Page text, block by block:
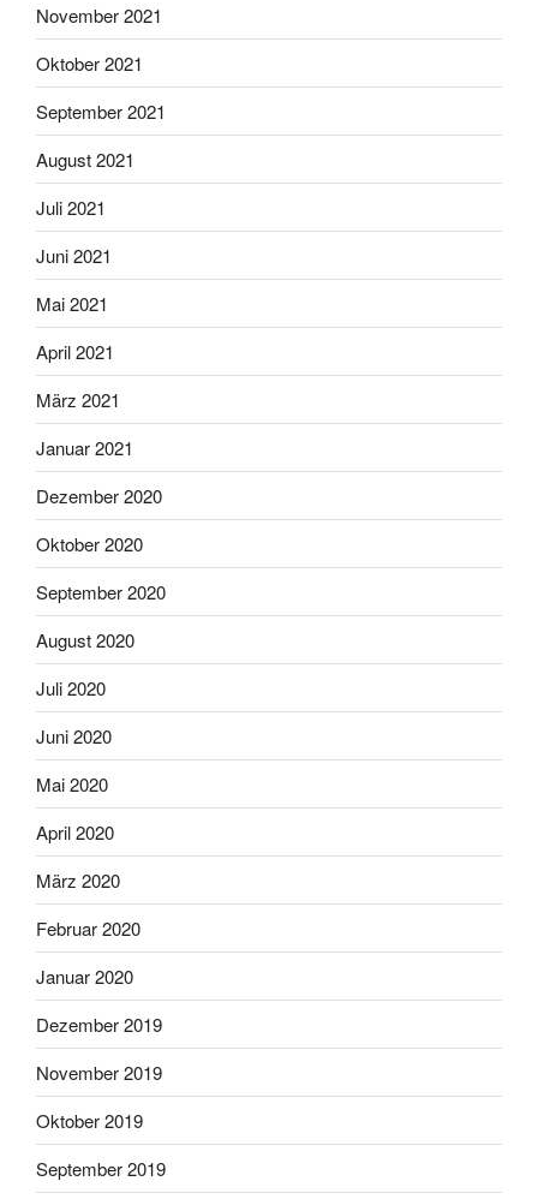
November 2021
Oktober 2021
September 2021
August 2021
Juli 2021
Juni 2021
Mai 2021
April 2021
März 2021
Januar 2021
Dezember 2020
Oktober 2020
September 2020
August 2020
Juli 2020
Juni 2020
Mai 2020
April 2020
März 2020
Februar 2020
Januar 2020
Dezember 2019
November 2019
Oktober 2019
September 2019